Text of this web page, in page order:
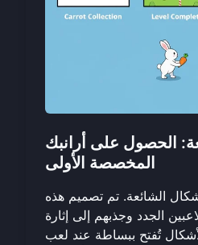
الحصول على أرانبك
المخصصة الأولى
الشائعة. تم تصميم هذه
الجدد وجذبهم إلى إثارة
تُفتح ببساطة عند لعب